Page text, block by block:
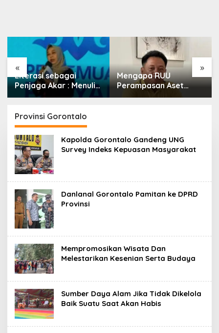
« »
Literasi sebagai
Penjaga Akar : Menulis
Budaya, Merawat
Mengapa RUU
Perampasan Aset
Begitu Sulit Disahkan?
Provinsi Gorontalo
Kapolda Gorontalo Gandeng UNG
Survey Indeks Kepuasan Masyarakat
Danlanal Gorontalo Pamitan ke DPRD
Provinsi
Mempromosikan Wisata Dan
Melestarikan Kesenian Serta Budaya
Sumber Daya Alam Jika Tidak Dikelola
Baik Suatu Saat Akan Habis